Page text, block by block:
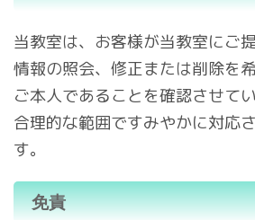
当教室は、お客様が当教室にご
情報の照会、修正または削除を
ご本人であることを確認させて
合理的な範囲ですみやかに対応
す。
免責